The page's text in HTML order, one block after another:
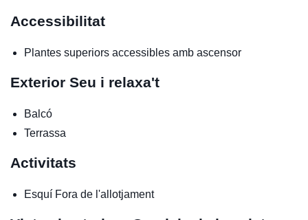
Accessibilitat
Plantes superiors accessibles amb ascensor
Exterior Seu i relaxa't
Balcó
Terrassa
Activitats
Esquí Fora de l'allotjament